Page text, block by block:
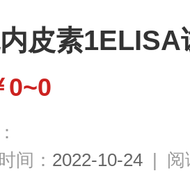
皮素
0~0
间： 2022-10-24 | 阅